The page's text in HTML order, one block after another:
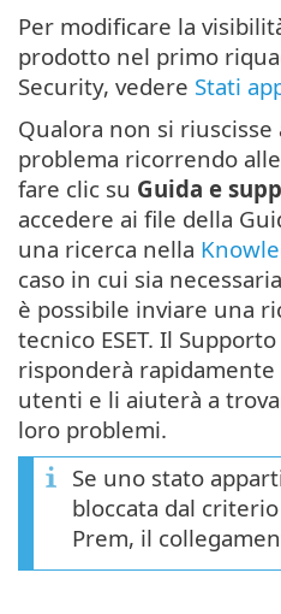
Per modificare la
prodotto nel primo
Security, vedere Stati
Qualora non si riuscisse
problema ricorrendo
fare clic su Guida e
accedere ai file della
una ricerca nella
caso in cui sia
è possibile inviare una
tecnico ESET. Il
risponderà
utenti e li aiuterà a
loro problemi.
Se uno stato
bloccata dal criterio
Prem, il